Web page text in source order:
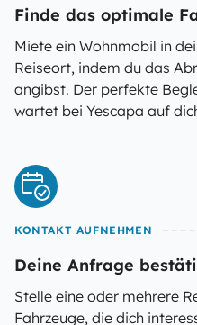
Finde das optimale
Miete ein Wohnmobil in
Reiseort, indem du das
angibst. Der perfekte
wartet bei Yescapa auf
KONTAKT AUFNEHMEN
Deine Anfrage
Stelle eine oder mehrere
Fahrzeuge, die dich